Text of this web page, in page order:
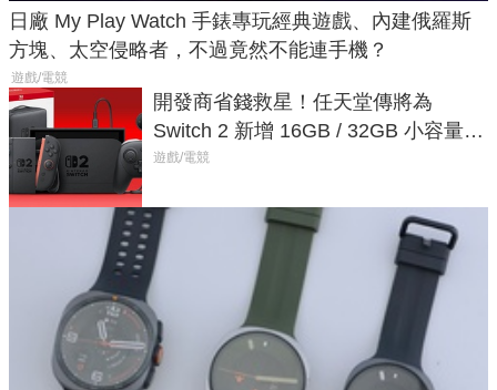
日廠 My Play Watch 手錶專玩經典遊戲、內建俄羅斯
方塊、太空侵略者，不過竟然不能連手機？
遊戲/電競
開發商省錢救星！任天堂傳將為
Switch 2 新增 16GB / 32GB 小容量遊
戲卡的選擇
遊戲/電競